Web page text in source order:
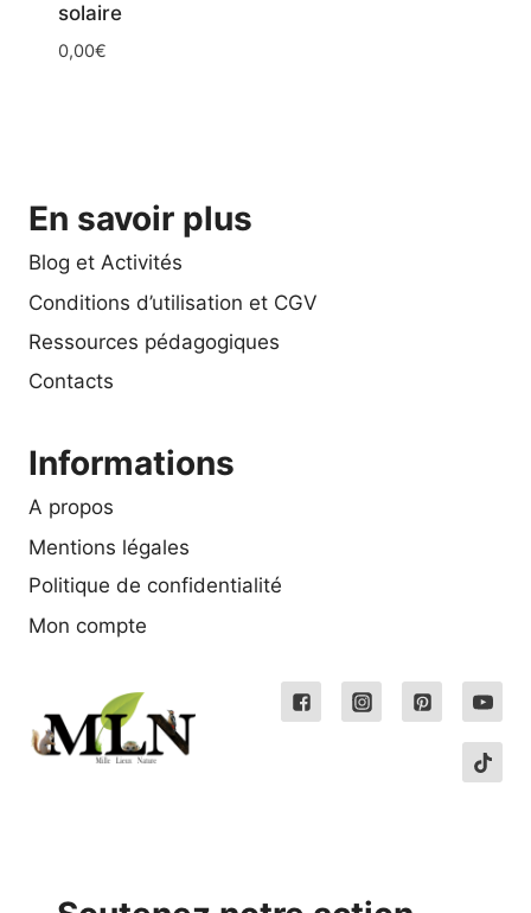
solaire
0,00€
En savoir plus
Blog et Activités
Conditions d’utilisation et CGV
Ressources pédagogiques
Contacts
Informations
A propos
Mentions légales
Politique de confidentialité
Mon compte